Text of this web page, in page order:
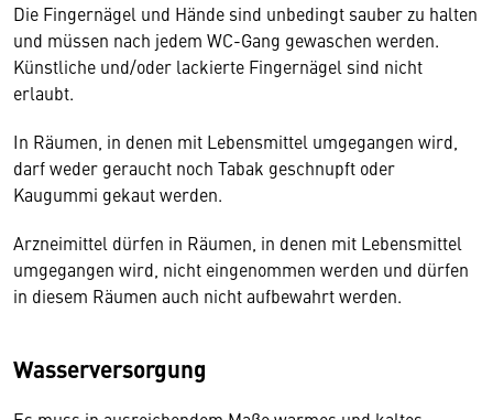
Die Fingernägel und Hände sind unbedingt sauber zu halten
und müssen nach jedem WC-Gang gewaschen werden.
Künstliche und/oder lackierte Fingernägel sind nicht
erlaubt.
In Räumen, in denen mit Lebensmittel umgegangen wird,
darf weder geraucht noch Tabak geschnupft oder
Kaugummi gekaut werden.
Arzneimittel dürfen in Räumen, in denen mit Lebensmittel
umgegangen wird, nicht eingenommen werden und dürfen
in diesem Räumen auch nicht aufbewahrt werden.
Wasserversorgung